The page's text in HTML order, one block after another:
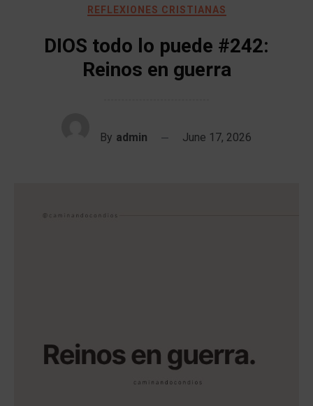
REFLEXIONES CRISTIANAS
DIOS todo lo puede #242:
Reinos en guerra
By admin June 17, 2026